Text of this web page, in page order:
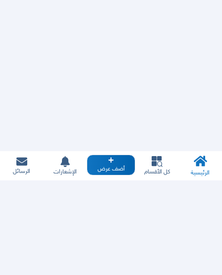
الرئيسية كل الأقسام أضف عرض الإشعارات الرسائل